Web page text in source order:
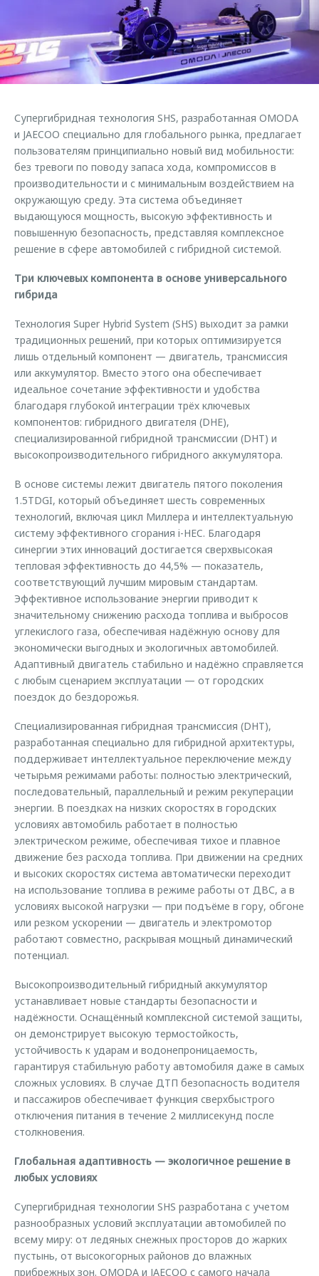
Кредитный калькулятор
Аксессуары
Одежда и сувениры
Запчасти
Трейд-ин
Калькулятор трейд-ин
Клиентская поддержка
O&J Автоклуб
Клуб владельцев OMODA
Приложение O&J
Аксессуары
Одежда и сувениры
Оригинальные аксессуары
Запчасти
Супергибридная технология SHS, разработанная OMODA
и JAECOO специально для глобального рынка, предлагает
пользователям принципиально новый вид мобильности:
без тревоги по поводу запаса хода, компромиссов в
производительности и с минимальным воздействием на
окружающую среду. Эта система объединяет
выдающуюся мощность, высокую эффективность и
повышенную безопасность, представляя комплексное
решение в сфере автомобилей с гибридной системой.
Три ключевых компонента в основе универсального
гибрида
Технология Super Hybrid System (SHS) выходит за рамки
традиционных решений, при которых оптимизируется
лишь отдельный компонент — двигатель, трансмиссия
или аккумулятор. Вместо этого она обеспечивает
идеальное сочетание эффективности и удобства
благодаря глубокой интеграции трёх ключевых
компонентов: гибридного двигателя (DHE),
специализированной гибридной трансмиссии (DHT) и
высокопроизводительного гибридного аккумулятора.
В основе системы лежит двигатель пятого поколения
1.5TDGI, который объединяет шесть современных
технологий, включая цикл Миллера и интеллектуальную
систему эффективного сгорания i-HEC. Благодаря
синергии этих инноваций достигается сверхвысокая
тепловая эффективность до 44,5% — показатель,
соответствующий лучшим мировым стандартам.
Эффективное использование энергии приводит к
значительному снижению расхода топлива и выбросов
углекислого газа, обеспечивая надёжную основу для
экономически выгодных и экологичных автомобилей.
Адаптивный двигатель стабильно и надёжно справляется
с любым сценарием эксплуатации — от городских
поездок до бездорожья.
Специализированная гибридная трансмиссия (DHT),
разработанная специально для гибридной архитектуры,
поддерживает интеллектуальное переключение между
четырьмя режимами работы: полностью электрический,
последовательный, параллельный и режим рекуперации
энергии. В поездках на низких скоростях в городских
условиях автомобиль работает в полностью
электрическом режиме, обеспечивая тихое и плавное
движение без расхода топлива. При движении на средних
и высоких скоростях система автоматически переходит
на использование топлива в режиме работы от ДВС, а в
условиях высокой нагрузки — при подъёме в гору, обгоне
или резком ускорении — двигатель и электромотор
работают совместно, раскрывая мощный динамический
потенциал.
Высокопроизводительный гибридный аккумулятор
устанавливает новые стандарты безопасности и
надёжности. Оснащённый комплексной системой защиты,
он демонстрирует высокую термостойкость,
устойчивость к ударам и водонепроницаемость,
гарантируя стабильную работу автомобиля даже в самых
сложных условиях. В случае ДТП безопасность водителя
и пассажиров обеспечивает функция сверхбыстрого
отключения питания в течение 2 миллисекунд после
столкновения.
Глобальная адаптивность — экологичное решение в
любых условиях
Супергибридная технологии SHS разработана с учетом
разнообразных условий эксплуатации автомобилей по
всему миру: от ледяных снежных просторов до жарких
пустынь, от высокогорных районов до влажных
прибрежных зон. OMODA и JAECOO с самого начала